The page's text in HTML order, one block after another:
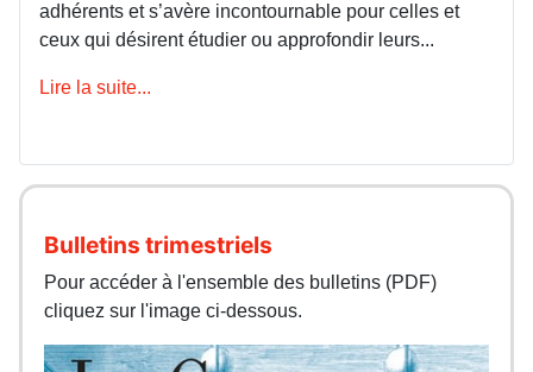
adhérents et s’avère incontournable pour celles et
ceux qui désirent étudier ou approfondir leurs...
Lire la suite...
Bulletins trimestriels
Pour accéder à l'ensemble des bulletins (PDF)
cliquez sur l'image ci-dessous.